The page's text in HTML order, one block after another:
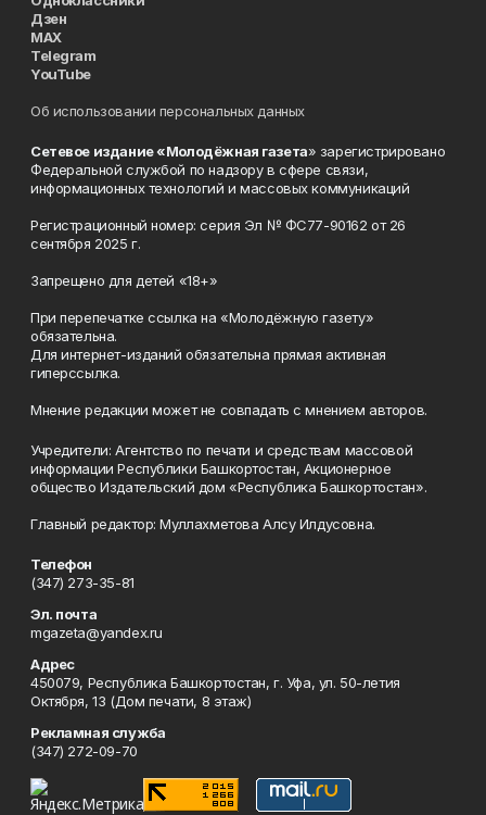
Дзен
MAX
Telegram
YouTube
Об использовании персональных данных
Сетевое издание «Молодёжная газета» зарегистрировано
Федеральной службой по надзору в сфере связи,
информационных технологий и массовых коммуникаций
Регистрационный номер: серия Эл № ФС77-90162 от 26
сентября 2025 г.
Запрещено для детей «18+»
При перепечатке ссылка на «Молодёжную газету»
обязательна.
Для интернет-изданий обязательна прямая активная
гиперссылка.
Мнение редакции может не совпадать с мнением авторов.
Учредители: Агентство по печати и средствам массовой
информации Республики Башкортостан, Акционерное
общество Издательский дом «Республика Башкортостан».
Главный редактор: Муллахметова Алсу Илдусовна.
Телефон
(347) 273-35-81
Эл. почта
mgazeta@yandex.ru
Адрес
450079, Республика Башкортостан, г. Уфа, ул. 50-летия
Октября, 13 (Дом печати, 8 этаж)
Рекламная служба
(347) 272-09-70